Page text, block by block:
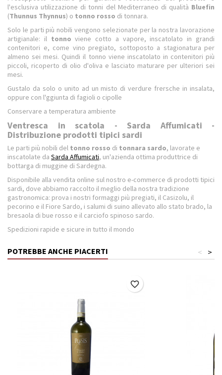
l'esclusiva utilizzazione di tonni del Mediterraneo di qualità Bluefin
(Thunnus Thynnus) o tonno rosso di tonnara.
Solo le parti più nobili vengono selezionate per la nostra lavorazione
artigianale: il tonno viene cotto a vapore, inscatolato in grandi
contenitori e, come vino pregiato, sottoposto a stagionatura per
almeno sei mesi. Quindi il tonno viene inscatolato in contenitori più
piccoli, ricoperto di olio d'oliva e lasciato maturare per ulteriori sei
mesi.
Gustalo da solo o unito ad un misto di verdure frersche in insalata,
oppure con l'ggiunta di fagioli o cipolle
Conservare a temperatura ambiente
Ventresca in scatola - Sarda Affumicati -
Distribuzione prodotti tipici sardi
Le parti più nobili del tonno rosso di tonnara sardo, lavorate e
inscatolate da Sarda Affumicati, un'azienda ottima produttrice di
bottarga di muggine di Sardegna.
Disponibile alla vendita online sul nostro e-commerce di prodotti tipici
sardi, dove abbiamo raccolto il meglio della nostra tradizione
gastronomica: prova i nostri formaggi più pregiati, il Casizolu, il
pecorino e il Fiore Sardo, i salumi di suino allevato allo stato brado, la
bresaola di bue rosso e il carciofo spinoso sardo.
Spedizioni rapide e sicure in tutto il mondo
POTREBBE ANCHE PIACERTI >
<
favorite_border